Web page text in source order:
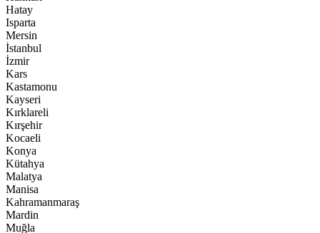
Hatay
Isparta
Mersin
İstanbul
İzmir
Kars
Kastamonu
Kayseri
Kırklareli
Kırşehir
Kocaeli
Konya
Kütahya
Malatya
Manisa
Kahramanmaraş
Mardin
Muğla